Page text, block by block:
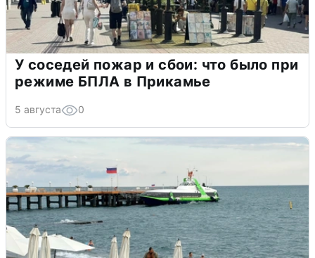
У соседей пожар и сбои: что было при
режиме БПЛА в Прикамье
5 августа 0